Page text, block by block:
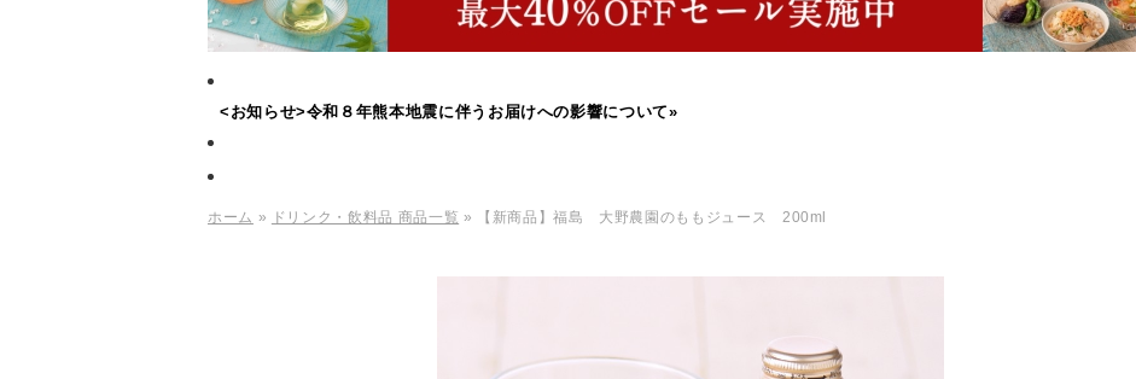
<お知らせ>令和８年熊本地震に伴うお届けへの影響について»
ホーム » ドリンク・飲料品 商品一覧 » 【新商品】福島 大野農園のももジュース 200ml